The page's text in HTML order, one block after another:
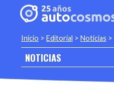
Inicio > Editorial > Noticias >
NOTICIAS